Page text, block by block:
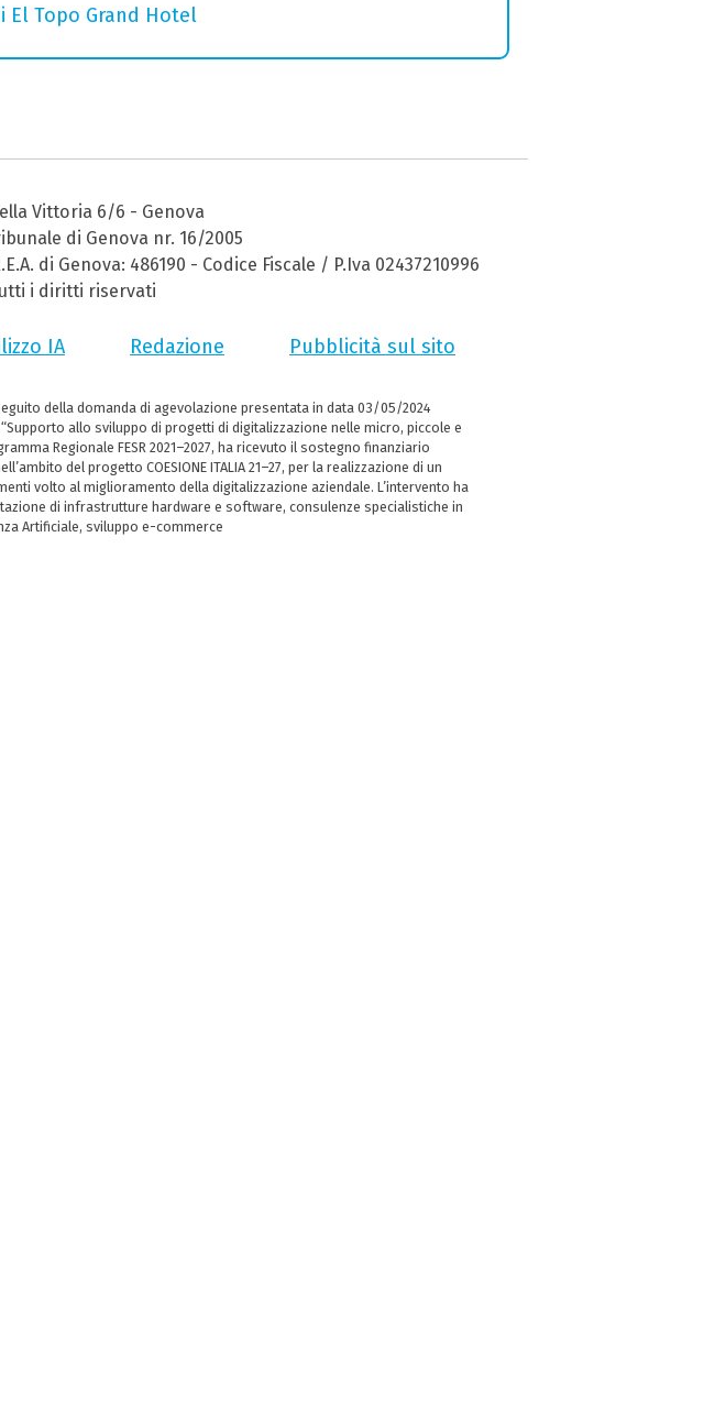
El Topo Grand Hotel
Vittoria 6/6 - Genova
di Genova nr. 16/2005
di Genova: 486190 - Codice Fiscale / P.Iva 02437210996
i diritti riservati
IA Redazione Pubblicità sul sito
seguito della domanda di agevolazione presentata in data 03/05/2024
allo sviluppo di progetti di digitalizzazione nelle micro, piccole e
Regionale FESR 2021–2027, ha ricevuto il sostegno finanziario
del progetto COESIONE ITALIA 21–27, per la realizzazione di un
volto al miglioramento della digitalizzazione aziendale. L’intervento ha
di infrastrutture hardware e software, consulenze specialistiche in
Artificiale, sviluppo e-commerce